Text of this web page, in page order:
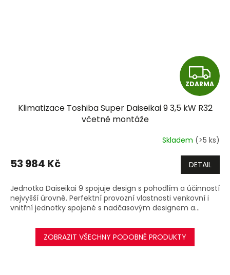
Z
D
A
R
M
A
ZDARMA
Klimatizace Toshiba Super Daiseikai 9 3,5 kW R32
včetně montáže
Skladem (>5 ks)
53 984 Kč DETAIL
Jednotka Daiseikai 9 spojuje design s pohodlím a účinností
nejvyšší úrovně. Perfektní provozní vlastnosti venkovní i
vnitřní jednotky spojené s nadčasovým designem a...
ZOBRAZIT VŠECHNY PODOBNÉ PRODUKTY